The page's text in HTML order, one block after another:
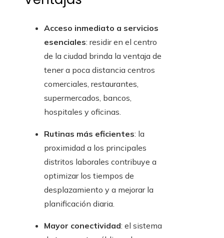
Acceso inmediato a servicios
esenciales: residir en el centro
de la ciudad brinda la ventaja de
tener a poca distancia centros
comerciales, restaurantes,
supermercados, bancos,
hospitales y oficinas.
Rutinas más eficientes: la
proximidad a los principales
distritos laborales contribuye a
optimizar los tiempos de
desplazamiento y a mejorar la
planificación diaria.
Mayor conectividad: el sistema